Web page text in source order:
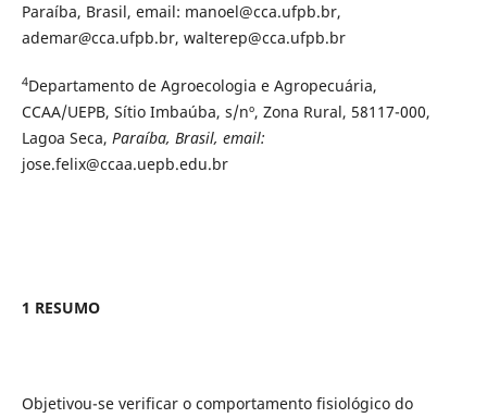
Paraíba, Brasil, email: manoel@cca.ufpb.br,
ademar@cca.ufpb.br, walterep@cca.ufpb.br
4Departamento de Agroecologia e Agropecuária,
CCAA/UEPB, Sítio Imbaúba, s/nº, Zona Rural, 58117-000,
Lagoa Seca, Paraíba, Brasil, email:
jose.felix@ccaa.uepb.edu.br
1 RESUMO
Objetivou-se verificar o comportamento fisiológico do